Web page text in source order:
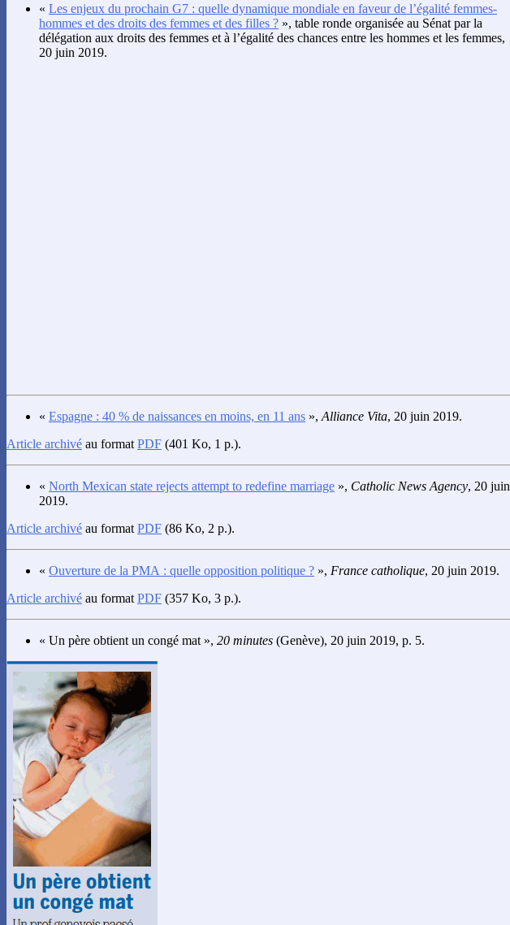
« Les enjeux du prochain G7 : quelle dynamique mondiale en faveur de l’égalité femmes-
hommes et des droits des femmes et des filles ? », table ronde organisée au Sénat par la
délégation aux droits des femmes et à l’égalité des chances entre les hommes et les femmes,
20 juin 2019.
« Espagne : 40 % de naissances en moins, en 11 ans », Alliance Vita, 20 juin 2019.
Article archivé au format PDF (401 Ko, 1 p.).
« North Mexican state rejects attempt to redefine marriage », Catholic News Agency, 20 juin
2019.
Article archivé au format PDF (86 Ko, 2 p.).
« Ouverture de la PMA : quelle opposition politique ? », France catholique, 20 juin 2019.
Article archivé au format PDF (357 Ko, 3 p.).
« Un père obtient un congé mat », 20 minutes (Genève), 20 juin 2019, p. 5.